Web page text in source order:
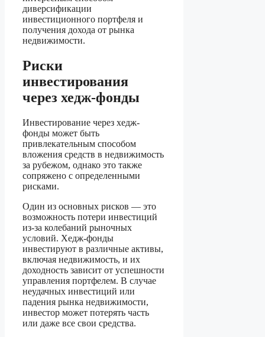
диверсификации
инвестиционного портфеля и
получения дохода от рынка
недвижимости.
Риски
инвестирования
через хедж-фонды
Инвестирование через хедж-
фонды может быть
привлекательным способом
вложения средств в недвижимость
за рубежом, однако это также
сопряжено с определенными
рисками.
Один из основных рисков — это
возможность потери инвестиций
из-за колебаний рыночных
условий. Хедж-фонды
инвестируют в различные активы,
включая недвижимость, и их
доходность зависит от успешности
управления портфелем. В случае
неудачных инвестиций или
падения рынка недвижимости,
инвестор может потерять часть
или даже все свои средства.